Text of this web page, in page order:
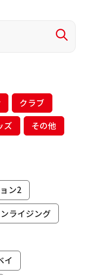
クラブ
ズ その他
ン2
ライジング
イ